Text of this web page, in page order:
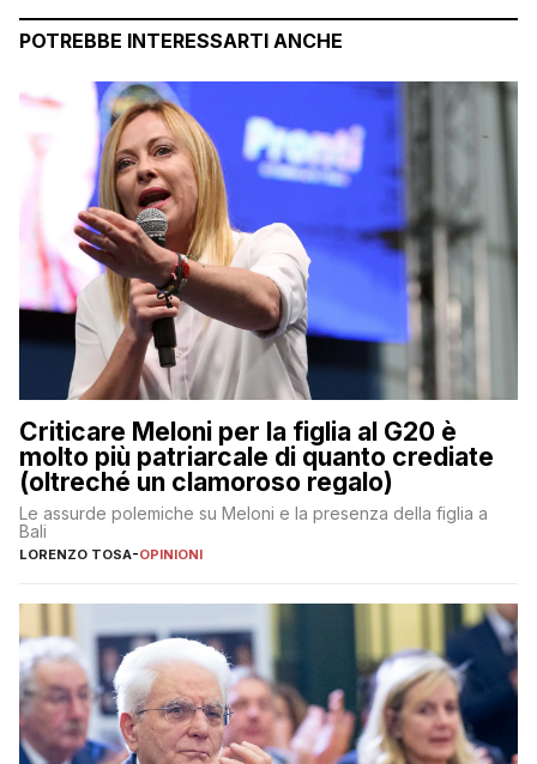
POTREBBE INTERESSARTI ANCHE
Criticare Meloni per la figlia al G20 è
molto più patriarcale di quanto crediate
(oltreché un clamoroso regalo)
Le assurde polemiche su Meloni e la presenza della figlia a
Bali
LORENZO TOSA-OPINIONI